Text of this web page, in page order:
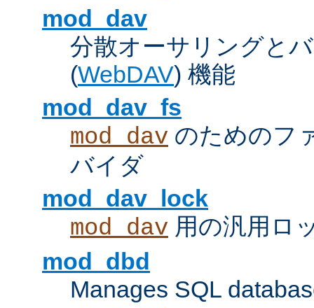
mod_dav
分散オーサリングと
(WebDAV) 機能
mod_dav_fs
mod_dav のためのフ
バイダ
mod_dav_lock
mod_dav 用の汎用ロ
mod_dbd
Manages SQL